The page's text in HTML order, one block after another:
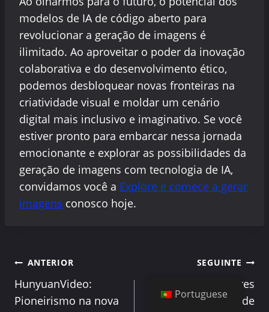
modelos de IA de código aberto para
revolucionar a geração de imagens é
ilimitado. Ao aproveitar o poder da inovação
colaborativa e do desenvolvimento ético,
podemos desbloquear novas fronteiras na
criatividade visual e moldar um cenário
digital mais inclusivo e imaginativo. Se você
estiver pronto para embarcar nessa jornada
emocionante e explorar as possibilidades da
geração de imagens com tecnologia de IA,
convidamos você a Explore e comece a gerar
imagens conosco hoje.
Navegação
de
ANTERIOR
HunyuanVideo:
Pioneirismo na nova
SEGUINTE
Os 10 melhores
geradores de
Portuguese